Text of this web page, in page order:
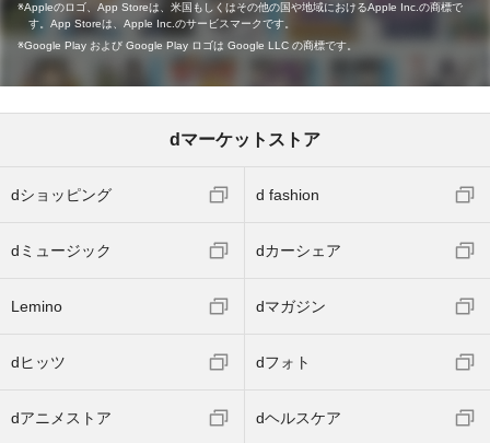
Appleのロゴ、App Storeは、米国もしくはその他の国や地域におけるApple Inc.の商標で
す。App Storeは、Apple Inc.のサービスマークです。
Google Play および Google Play ロゴは Google LLC の商標です。
dマーケットストア
dショッピング d fashion
dミュージック dカーシェア
Lemino dマガジン
dヒッツ dフォト
dアニメストア dヘルスケア